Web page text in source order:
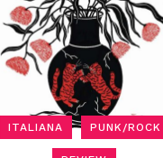
ITALIANA PUNK/ROCK